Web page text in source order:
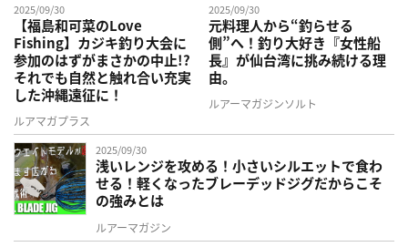
2025/09/30
【福島和可菜のLove
Fishing】カジキ釣り大会に
参加のはずがまさかの中止!?
それでも自然と触れ合い充実
した沖縄遠征に！
ルアマガプラス
2025/09/30
元料理人から“釣らせる
側”へ！釣り大好き『女性船
長』が仙台湾に挑み続ける理
由。
ルアーマガジンソルト
2025/09/30
浅いレンジを攻める！小さいシルエットで食わ
せる！軽くなったブレーデッドジグだからこそ
の強みとは
ルアーマガジン